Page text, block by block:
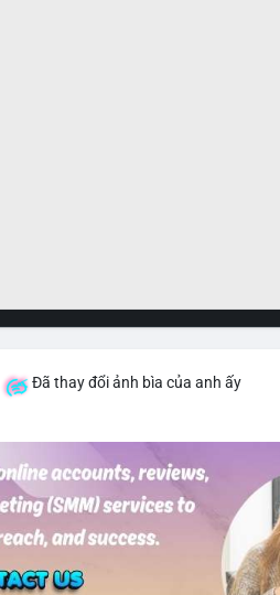
Đã thay đổi ảnh bìa của anh ấy